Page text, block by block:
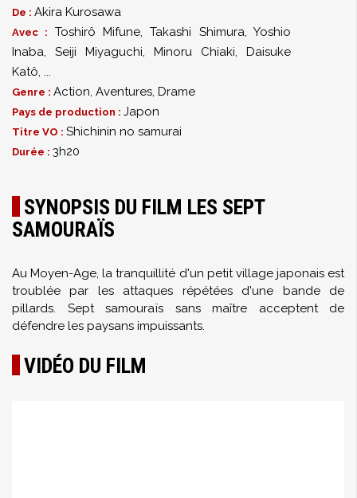
De : Akira Kurosawa
Avec : Toshirô Mifune,Takashi Shimura,Yoshio
Inaba, Seiji Miyaguchi, Minoru Chiaki, Daisuke
Katô, ...
Genre : Action, Aventures, Drame
Pays de production : Japon
Titre VO : Shichinin no samurai
Durée : 3h20
SYNOPSIS DU FILM LES SEPT
SAMOURAÏS
Au Moyen-Age, la tranquillité d'un petit village japonais est
troublée par les attaques répétées d'une bande de
pillards. Sept samouraïs sans maître acceptent de
défendre les paysans impuissants.
VIDÉO DU FILM